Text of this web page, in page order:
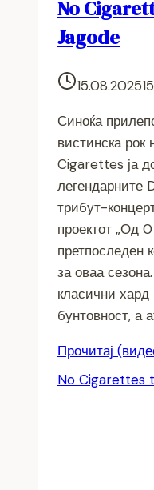
No
Jagode
15.08.2025
Синоќа
вистинска рок
Cigarettes ја
легендарните
трибут-
проектот „Од
претпоследен
за оваа
класични
бунтовност, а
Прочитај
No Cigarettes